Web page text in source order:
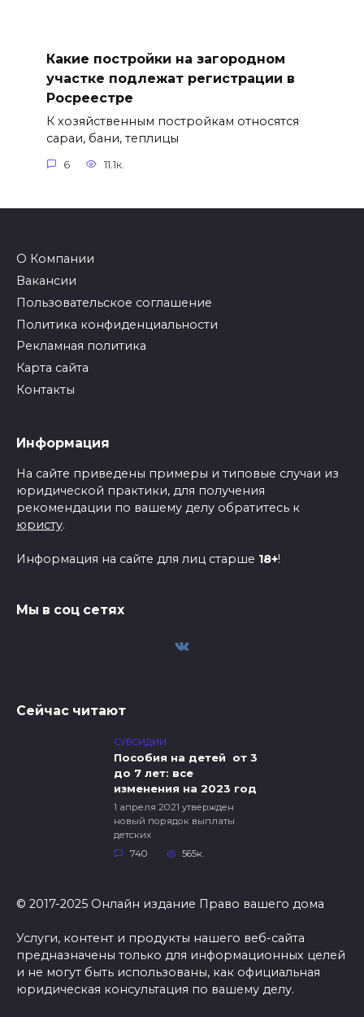
Какие постройки на загородном
участке подлежат регистрации в
Росреестре
К хозяйственным постройкам относятся
сараи, бани, теплицы
6 11.1к.
О Компании
Вакансии
Пользовательское соглашение
Политика конфиденциальности
Рекламная политика
Карта сайта
Контакты
Информация
На сайте приведены примеры и типовые случаи из
юридической практики, для получения
рекомендации по вашему делу обратитесь к
юристу.
Информация на сайте для лиц старше 18+!
Мы в соц сетях
Сейчас читают
СУБСИДИИ
Пособия на детей от 3
до 7 лет: все
изменения на 2023 год
1 апреля 2021 утвержден
новый порядок выплаты
детских
740
565к.
© 2017-2025 Онлайн издание Право вашего дома
Услуги, контент и продукты нашего веб-сайта
предназначены только для информационных целей
и не могут быть использованы, как официальная
юридическая консультация по вашему делу.